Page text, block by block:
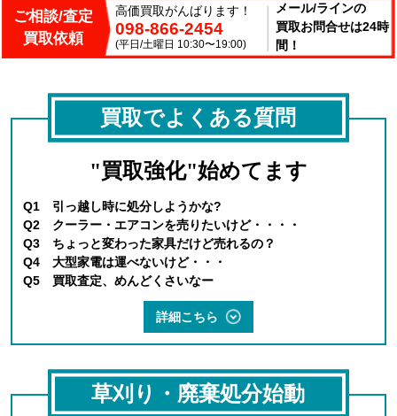
ご相談/査定
買取依頼
高価買取がんばります！
098-866-2454
(平日/土曜日 10:30〜19:00)
メール/ラインの
買取お問合せは24時
間！
買取でよくある質問
"買取強化"始めてます
Q1 引っ越し時に処分しようかな?
Q2 クーラー・エアコンを売りたいけど・・・・
Q3 ちょっと変わった家具だけど売れるの？
Q4 大型家電は運べないけど・・・
Q5 買取査定、めんどくさいなー
詳細こちら
草刈り・廃棄処分始動